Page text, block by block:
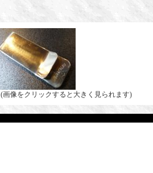
(画像をクリックすると大きく見られます)